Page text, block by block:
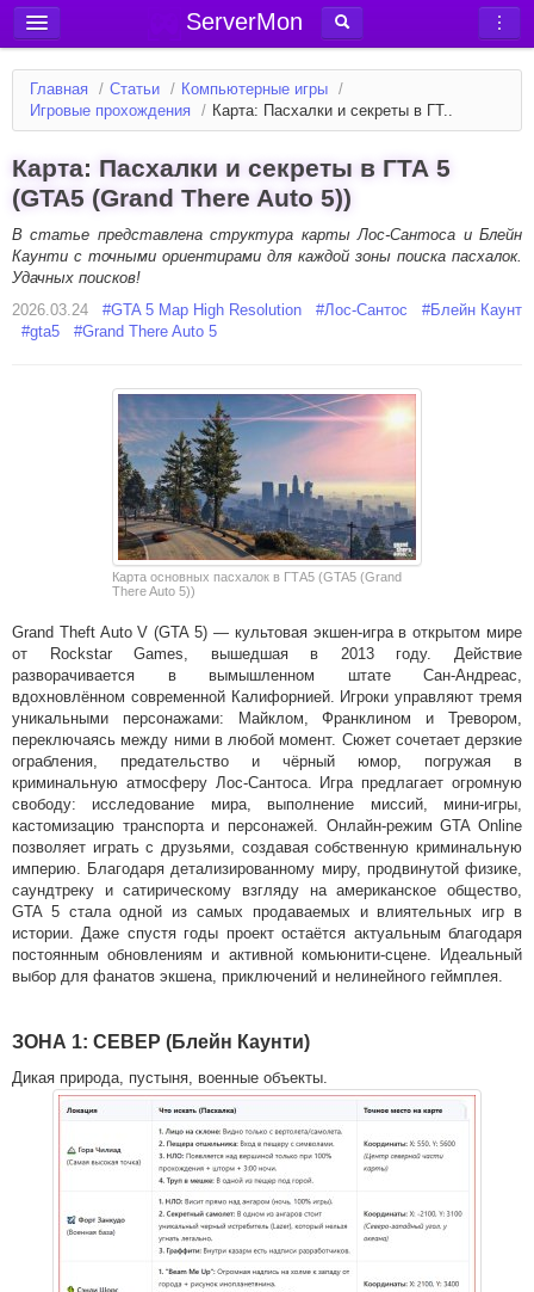
ServerMon
Добавить сервер
Мониторинг серверов
Блог
Форум
Вход в аккаунт
Главная / Статьи / Компьютерные игры /
Игровые прохождения / Карта: Пасхалки и секреты в ГТ..
Карта: Пасхалки и секреты в ГТА 5
(GTA5 (Grand There Auto 5))
В статье представлена структура карты Лос-Сантоса и Блейн
Каунти с точными ориентирами для каждой зоны поиска пасхалок.
Удачных поисков!
2026.03.24
#GTA 5 Map High Resolution #Лос-Сантос #Блейн Каунт
#gta5 #Grand There Auto 5
Карта основных пасхалок в ГТА5 (GTA5 (Grand
There Auto 5))
Grand Theft Auto V (GTA 5) — культовая экшен-игра в открытом мире
от Rockstar Games, вышедшая в 2013 году. Действие
разворачивается в вымышленном штате Сан-Андреас,
вдохновлённом современной Калифорнией. Игроки управляют тремя
уникальными персонажами: Майклом, Франклином и Тревором,
переключаясь между ними в любой момент. Сюжет сочетает дерзкие
ограбления, предательство и чёрный юмор, погружая в
криминальную атмосферу Лос-Сантоса. Игра предлагает огромную
свободу: исследование мира, выполнение миссий, мини-игры,
кастомизацию транспорта и персонажей. Онлайн-режим GTA Online
позволяет играть с друзьями, создавая собственную криминальную
империю. Благодаря детализированному миру, продвинутой физике,
саундтреку и сатирическому взгляду на американское общество,
GTA 5 стала одной из самых продаваемых и влиятельных игр в
истории. Даже спустя годы проект остаётся актуальным благодаря
постоянным обновлениям и активной комьюнити-сцене. Идеальный
выбор для фанатов экшена, приключений и нелинейного геймплея.
ЗОНА 1: СЕВЕР (Блейн Каунти)
Дикая природа, пустыня, военные объекты.